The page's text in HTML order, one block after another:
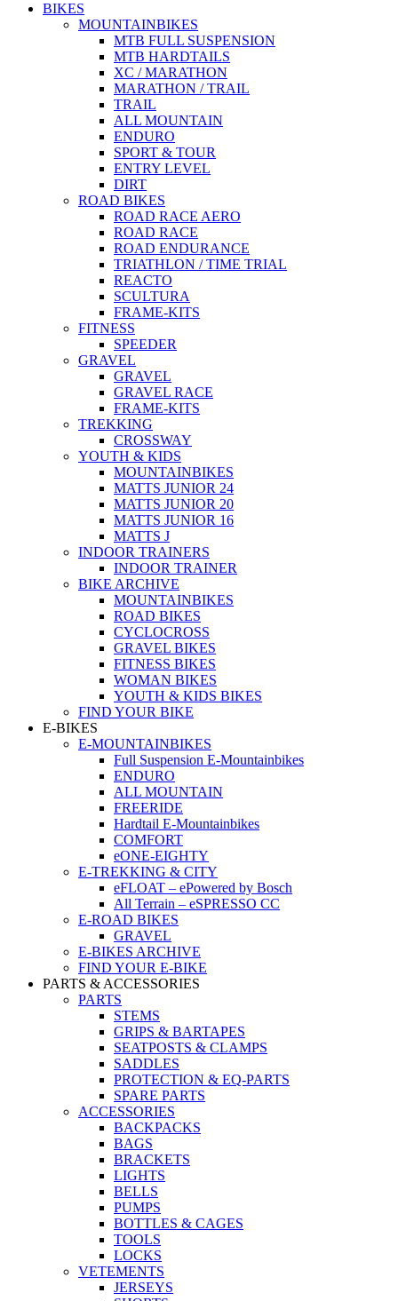
BIKES
MOUNTAINBIKES
MTB FULL SUSPENSION
MTB HARDTAILS
XC / MARATHON
MARATHON / TRAIL
TRAIL
ALL MOUNTAIN
ENDURO
SPORT & TOUR
ENTRY LEVEL
DIRT
ROAD BIKES
ROAD RACE AERO
ROAD RACE
ROAD ENDURANCE
TRIATHLON / TIME TRIAL
REACTO
SCULTURA
FRAME-KITS
FITNESS
SPEEDER
GRAVEL
GRAVEL
GRAVEL RACE
FRAME-KITS
TREKKING
CROSSWAY
YOUTH & KIDS
MOUNTAINBIKES
MATTS JUNIOR 24
MATTS JUNIOR 20
MATTS JUNIOR 16
MATTS J
INDOOR TRAINERS
INDOOR TRAINER
BIKE ARCHIVE
MOUNTAINBIKES
ROAD BIKES
CYCLOCROSS
GRAVEL BIKES
FITNESS BIKES
WOMAN BIKES
YOUTH & KIDS BIKES
FIND YOUR BIKE
E-BIKES
E-MOUNTAINBIKES
Full Suspension E-Mountainbikes
ENDURO
ALL MOUNTAIN
FREERIDE
Hardtail E-Mountainbikes
COMFORT
eONE-EIGHTY
E-TREKKING & CITY
eFLOAT – ePowered by Bosch
All Terrain – eSPRESSO CC
E-ROAD BIKES
GRAVEL
E-BIKES ARCHIVE
FIND YOUR E-BIKE
PARTS & ACCESSORIES
PARTS
STEMS
GRIPS & BARTAPES
SEATPOSTS & CLAMPS
SADDLES
PROTECTION & EQ-PARTS
SPARE PARTS
ACCESSORIES
BACKPACKS
BAGS
BRACKETS
LIGHTS
BELLS
PUMPS
BOTTLES & CAGES
TOOLS
LOCKS
VETEMENTS
JERSEYS